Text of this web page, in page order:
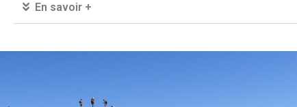
En savoir +